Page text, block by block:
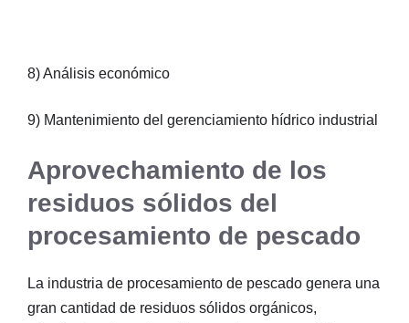
8) Análisis económico
9) Mantenimiento del gerenciamiento hídrico industrial
Aprovechamiento de los
residuos sólidos del
procesamiento de pescado
La industria de procesamiento de pescado genera una
gran cantidad de residuos sólidos orgánicos,